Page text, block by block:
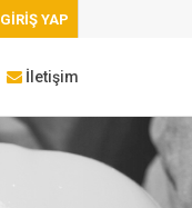
GİRİŞ YAP
İletişim